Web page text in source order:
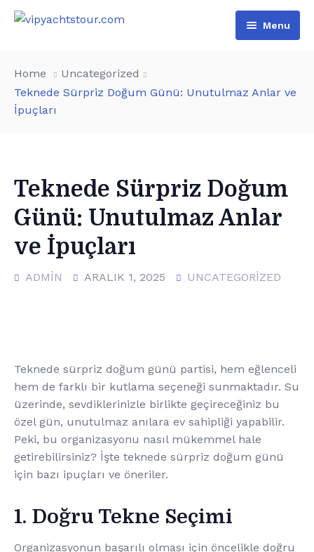
Menu
All Boats
VIP Rental
Special Day Events
List of water sports
Pages
Additional services
Türkçe
English
Home
Uncategorized
Teknede Sürpriz Doğum Günü: Unutulmaz Anlar ve
İpuçları
Teknede Sürpriz Doğum
Günü: Unutulmaz Anlar
ve İpuçları
ADMIN ARALIK 1, 2025 UNCATEGORIZED
Teknede sürpriz doğum günü partisi, hem eğlenceli
hem de farklı bir kutlama seçeneği sunmaktadır. Su
üzerinde, sevdiklerinizle birlikte geçireceğiniz bu
özel gün, unutulmaz anılara ev sahipliği yapabilir.
Peki, bu organizasyonu nasıl mükemmel hale
getirebilirsiniz? İşte teknede sürpriz doğum günü
için bazı ipuçları ve öneriler.
1. Doğru Tekne Seçimi
Organizasyonun başarılı olması için öncelikle doğru